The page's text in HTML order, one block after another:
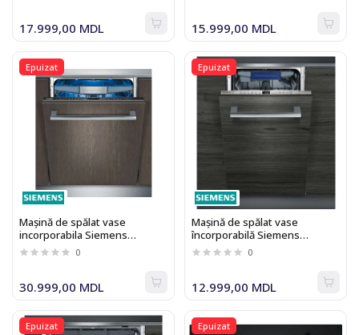
17.999,00 MDL 15.999,00 MDL
Epuizat
Mașină de spălat vase
incorporabila Siemens
SN678X36UE
0
30.999,00 MDL
Epuizat
Maşină de spălat vase
încorporabilă Siemens
SR636X03ME
0
12.999,00 MDL
Epuizat Epuizat